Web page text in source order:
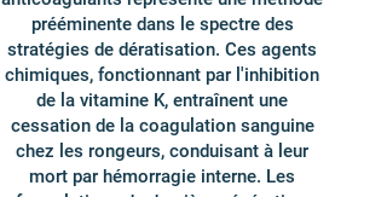
prééminente dans le spectre des
stratégies de dératisation. Ces agents
chimiques, fonctionnant par l'inhibition
de la vitamine K, entraînent une
cessation de la coagulation sanguine
chez les rongeurs, conduisant à leur
mort par hémorragie interne. Les